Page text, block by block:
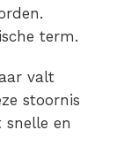
term.
valt
stoornis
snelle en